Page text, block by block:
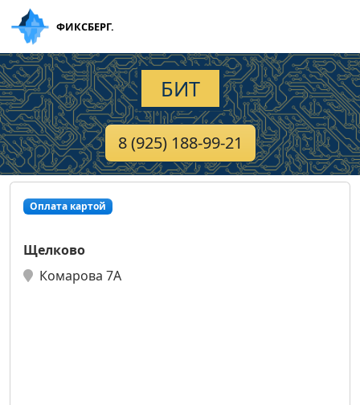
ФИКСБЕРГ.
БИТ
8 (925) 188-99-21
Оплата картой
Щелково
Комарова 7А